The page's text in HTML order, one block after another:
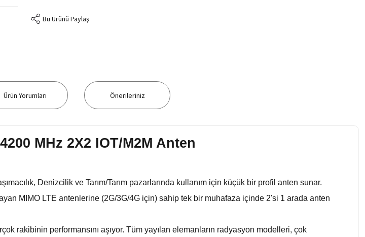
Bu Ürünü Paylaş
Ürün Yorumları Önerileriniz
MHz 2X2 IOT/M2M Anten
Denizcilik ve Tarım/Tarım pazarlarında kullanım için küçük bir profil anten sunar.
MIMO LTE antenlerine (2G/3G/4G için) sahip tek bir muhafaza içinde 2'si 1 arada anten
rakibinin performansını aşıyor. Tüm yayılan elemanların radyasyon modelleri, çok